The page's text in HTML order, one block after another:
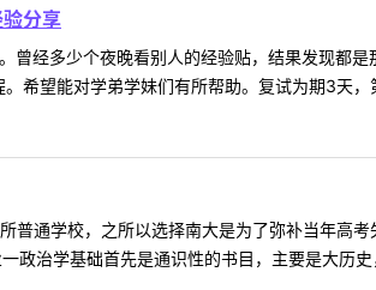
分享
曾经多少个夜晚看别人的经验贴，结果发现都
希望能对学弟学妹们有所帮助。复试为期3天，
通学校，之所以选择南大是为了弥补当年高
政治学基础首先是通识性的书目，主要是大历